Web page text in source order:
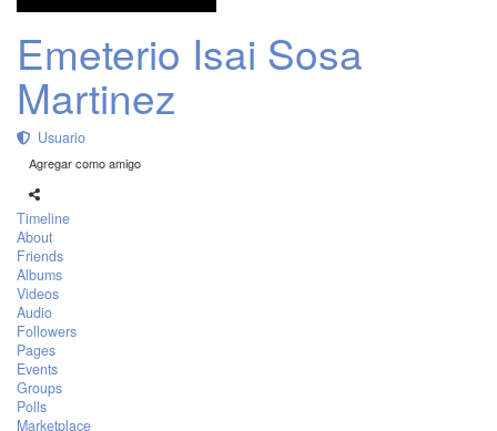
Emeterio Isai Sosa
Martinez
Usuario
Agregar como amigo
Timeline
About
Friends
Albums
Videos
Audio
Followers
Pages
Events
Groups
Polls
Marketplace